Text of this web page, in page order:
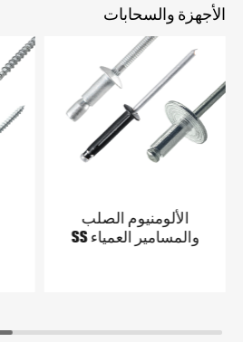
الأجهزة والسحابات
الألومنيوم الصلب
والمسامير العمياء SS